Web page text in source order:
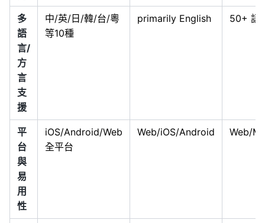
多
語
言/
方
言
支
援
中/英/日/韓/台/粵
等10種
primarily English 50+ 語
平
台
與
易
用
性
iOS/Android/Web
全平台
Web/iOS/Android Web/